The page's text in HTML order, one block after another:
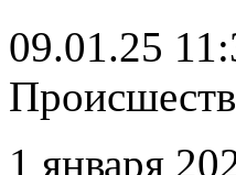
09.01.25
1 января